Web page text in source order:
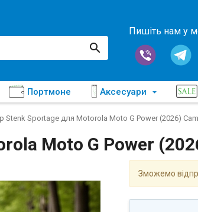
Пишіть нам у
Портмоне Аксесуари
Stenk Sportage для Motorola Moto G Power (2026)
Moto G Power
Зможемо